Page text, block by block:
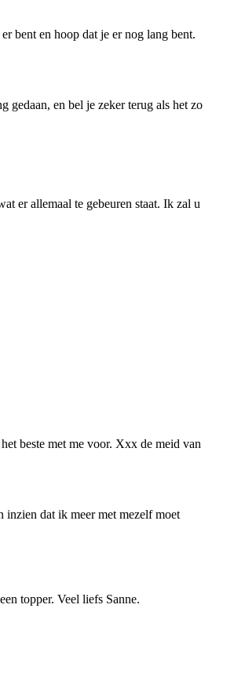
bent en hoop dat je er nog lang bent.
gedaan, en bel je zeker terug als het zo
er allemaal te gebeuren staat. Ik zal u
beste met me voor. Xxx de meid van
dat ik meer met mezelf moet
topper. Veel liefs Sanne.